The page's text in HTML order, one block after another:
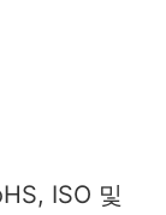
ISO 및